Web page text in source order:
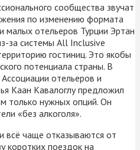
сообщества звучат
по изменению формата
малых отельеров Турции Эртан
за системы All Inclusive
гостиниц. Это якобы
потенциала страны. В
отельеров и
Каан Кавалоглу предложил
только нужных опций. Он
«без алкоголя».
всё чаще отказываются от
коротких поездок на